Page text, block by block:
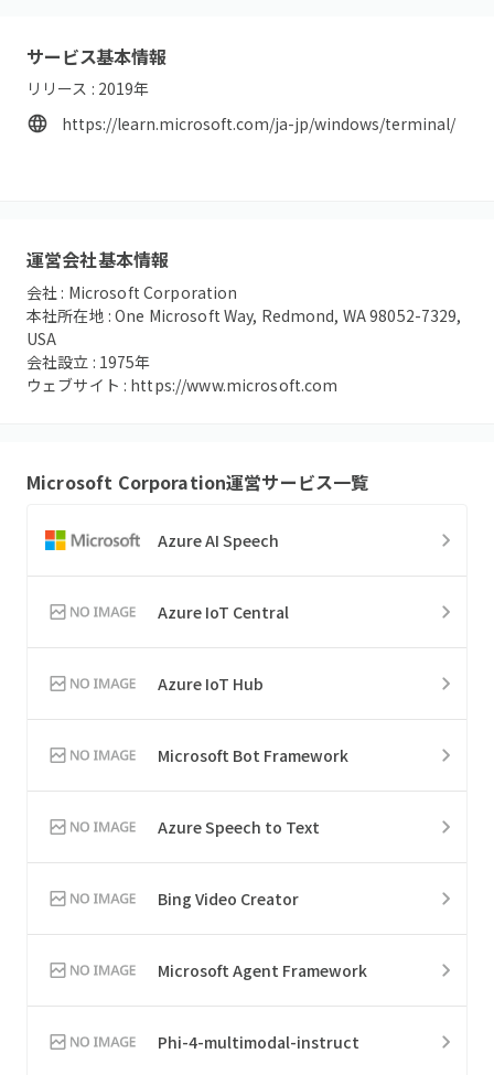
サービス基本情報
リリース : 2019年
https://learn.microsoft.com/ja-jp/windows/terminal/
運営会社基本情報
会社 : Microsoft Corporation
本社所在地 :One Microsoft Way, Redmond, WA 98052-7329,
USA
会社設立 : 1975年
ウェブサイト : https://www.microsoft.com
Microsoft Corporation運営サービス一覧
Azure AI Speech
Azure IoT Central
Azure IoT Hub
Microsoft Bot Framework
Azure Speech to Text
Bing Video Creator
Microsoft Agent Framework
Phi-4-multimodal-instruct